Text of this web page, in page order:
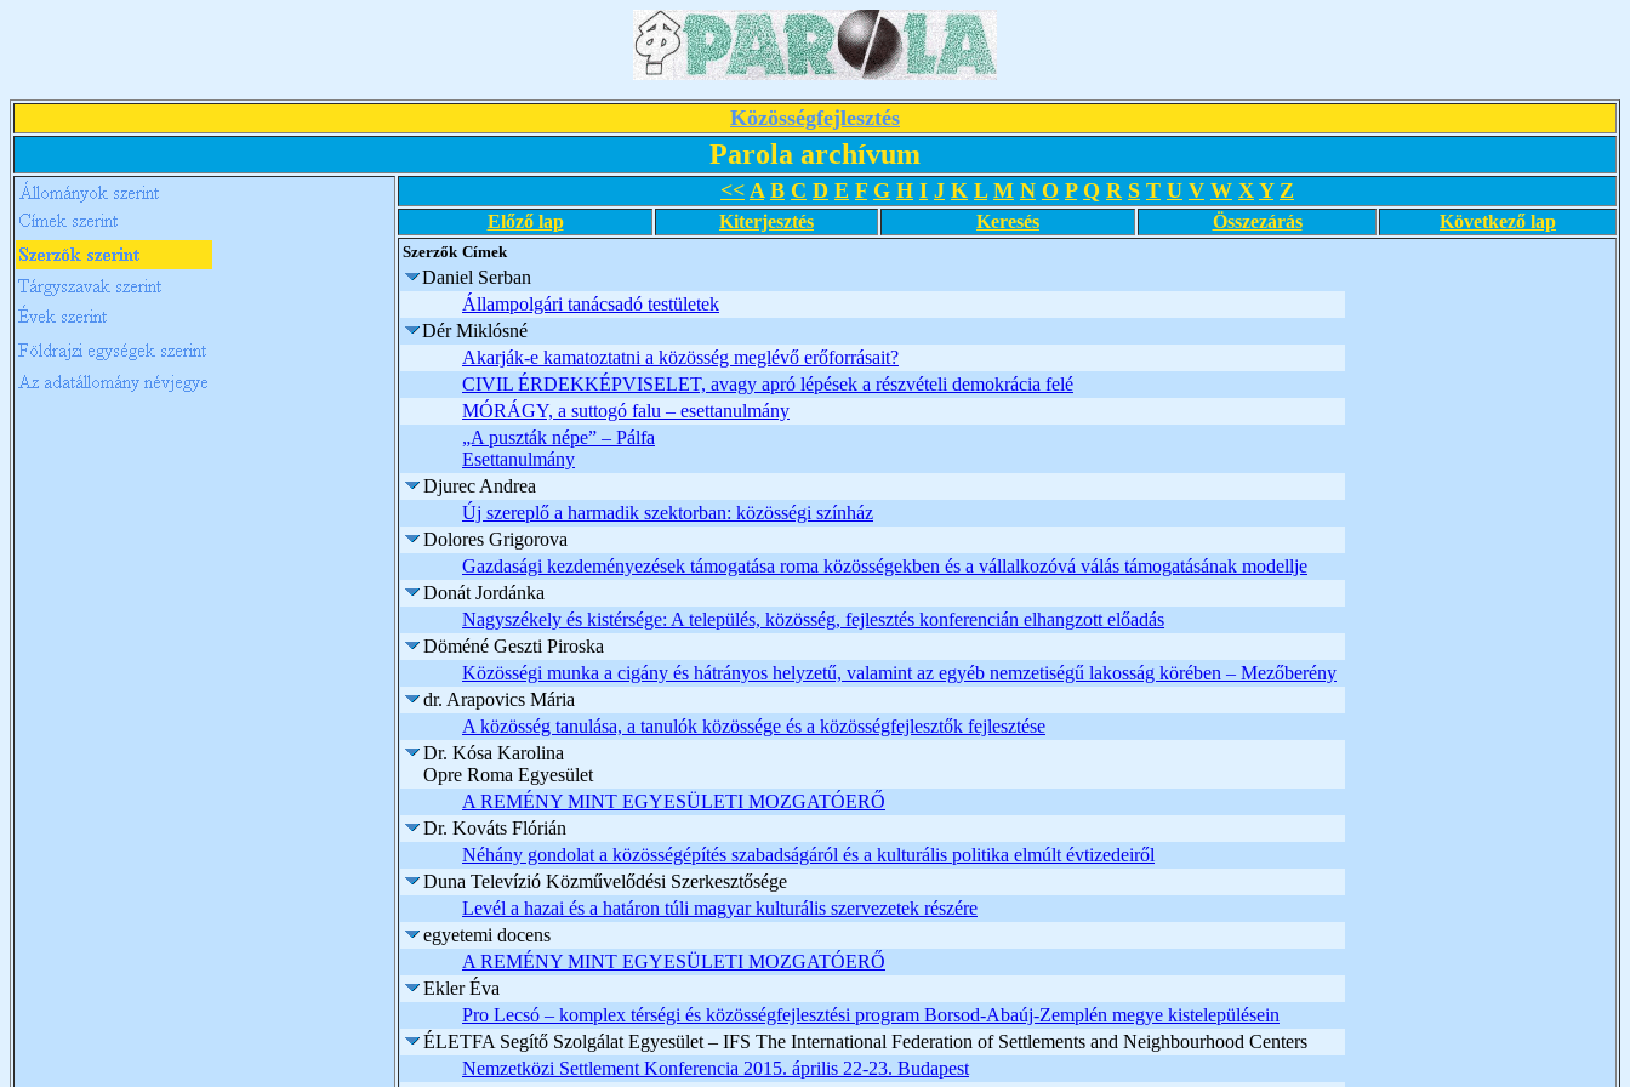
Közösségfejlesztés
Parola archívum
<< A B C D E F G H I J K L M N O P Q R S T U V W X Y Z
Előző lap Kiterjesztés Keresés Összezárás Következő lap
Szerzők Címek
Daniel Serban
Állampolgári tanácsadó testületek
Dér Miklósné
Akarják-e kamatoztatni a közösség meglévő erőforrásait?
CIVIL ÉRDEKKÉPVISELET, avagy apró lépések a részvételi demokrácia felé
MÓRÁGY, a suttogó falu – esettanulmány
„A puszták népe” – Pálfa
Esettanulmány
Djurec Andrea
Új szereplő a harmadik szektorban: közösségi színház
Dolores Grigorova
Gazdasági kezdeményezések támogatása roma közösségekben és a vállalkozóvá válás támogatásának modellje
Donát Jordánka
Nagyszékely és kistérsége: A település, közösség, fejlesztés konferencián elhangzott előadás
Döméné Geszti Piroska
Közösségi munka a cigány és hátrányos helyzetű, valamint az egyéb nemzetiségű lakosság körében – Mezőberény
dr. Arapovics Mária
A közösség tanulása, a tanulók közössége és a közösségfejlesztők fejlesztése
Dr. Kósa Karolina
Opre Roma Egyesület
A REMÉNY MINT EGYESÜLETI MOZGATÓERŐ
Dr. Kováts Flórián
Néhány gondolat a közösségépítés szabadságáról és a kulturális politika elmúlt évtizedeiről
Duna Televízió Közművelődési Szerkesztősége
Levél a hazai és a határon túli magyar kulturális szervezetek részére
egyetemi docens
A REMÉNY MINT EGYESÜLETI MOZGATÓERŐ
Ekler Éva
Pro Lecsó – komplex térségi és közösségfejlesztési program Borsod-Abaúj-Zemplén megye kistelepülésein
ÉLETFA Segítő Szolgálat Egyesület – IFS The International Federation of Settlements and Neighbourhood Centers
Nemzetközi Settlement Konferencia 2015. április 22-23. Budapest